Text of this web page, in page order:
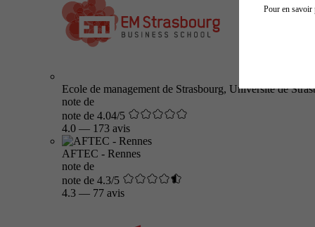
Ecole de management de Strasbourg, Université de
note de
note de 4.04/5
4.0 — 173 avis
AFTEC - Rennes
note de
note de 4.3/5
4.3 — 77 avis
Pour en